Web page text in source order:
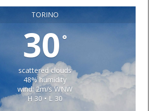
TORINO
30 °
scattered clouds
48% humidity
wind: 2m/s WNW
H 30 • L 30